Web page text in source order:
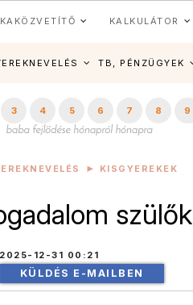
KALKULÁTOR
TB, PÉNZÜGYEK
3 4 5 6 7 8 9
KISGYEREKEK
2025-12-31 00:21
KÜLDÉS E-MAILBEN